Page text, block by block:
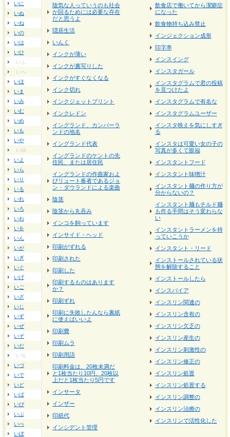
いに
いぬ
いね
いの
いは
いひ
いふ
いへ
いほ
いま
いみ
いむ
いめ
いも
いや
いゆ
いよ
いら
いり
いる
いれ
いろ
いわ
いを
いん
いが
いぎ
いぐ
いげ
いご
いざ
いじ
いず
いぜ
いぞ
いだ
いぢ
いづ
いで
いど
いば
いび
いぶ
いべ
いぼ
陰気な人っていうのも社会
が回るためには必要な存在
だと思うよ
隠居生活
いんく
インクが薄い
インクが裏写りした
インクがすぐなくなる
インク切れ
インクジェットプリント
インクレドン
イングランド、カンバーラ
ンドの地名
イングランド代表
イングランドのケントの先
住民、または居住民
イングランドの作曲家およ
びリュート奏者であるジョ
ン・ダウランドによる楽曲
陰茎
陰茎から丸呑み
インコを飼っています
インサイド・ヘッド
印刷がずれる
印刷された
印刷した
印刷するものはあります
か？
印刷ずれ
印刷に失敗したんなら裏紙
に使えばいいよ
印刷費
印刷ムラ
印刷用語
印刷料金は、20枚未満だ
と1枚当たり10円、20枚以
上だと1枚当たり5円です
インサータ
インザー
印紙代
インシデント管理
飲食店で働いてから潔癖症
になった
飲食物持ち込み禁止
インジェクション成形
印字率
インスイング
インスタガール
インスタグラムで君の投稿
を見つけたよ
インスタグラムで有名な
インスタグラムユーザー
インスタ映えを気にしすぎ
る
インスタは可愛い女の子の
写真が多くて眼福
インスタントフード
インスタント味噌汁
インスタント麺の作り方が
分からないの？
インスタント麺もチルド麺
も作る手間はそう変わらな
い
インスタントラーメンを持
っていこうか
インスタント・リード
インストールされている状
態を解除すること
インストールしたら
インスパイア
インスリン関連の
インスリン含有の
インスリン欠乏の
インスリン産生の
インスリン刺激性の
インスリン修正の
インスリン処置
インスリン処置する
インスリン調整の
インスリン治療の
インスリンで活性化した